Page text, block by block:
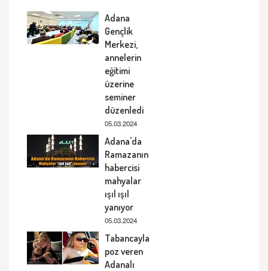
Adana
Gençlik
Merkezi,
annelerin
eğitimi
üzerine
seminer
düzenledi
05.03.2024
Adana'da
Ramazanın
habercisi
mahyalar
ışıl ışıl
yanıyor
05.03.2024
Tabancayla
poz veren
Adanalı